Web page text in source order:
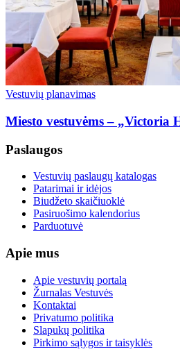
Vestuvių planavimas
Miesto vestuvėms – „Victoria
Paslaugos
Vestuvių paslaugų katalogas
Patarimai ir idėjos
Biudžeto skaičiuoklė
Pasiruošimo kalendorius
Parduotuvė
Apie mus
Apie vestuvių portalą
Žurnalas Vestuvės
Kontaktai
Privatumo politika
Slapukų politika
Pirkimo sąlygos ir taisyklės